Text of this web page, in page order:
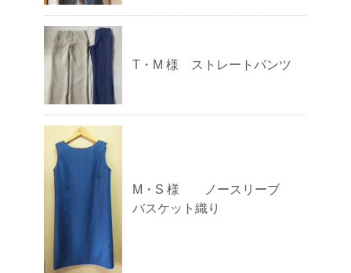
T・M 様 ストレートパンツ
M・S 様 ノースリーブ
バスケット織り